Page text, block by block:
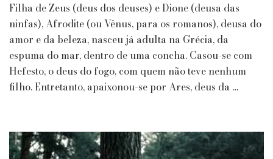
Afrodite
Filha de Zeus (deus dos deuses) e Dione (deusa das
ninfas), Afrodite (ou Vênus, para os romanos), deusa do
amor e da beleza, nasceu já adulta na Grécia, da
espuma do mar, dentro de uma concha. Casou-se com
Hefesto, o deus do fogo, com quem não teve nenhum
filho. Entretanto, apaixonou-se por Ares, deus da …